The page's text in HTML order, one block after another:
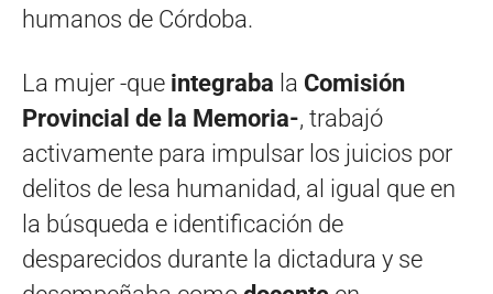
humanos de Córdoba.
La mujer -que integraba la Comisión
Provincial de la Memoria-, trabajó
activamente para impulsar los juicios por
delitos de lesa humanidad, al igual que en
la búsqueda e identificación de
desparecidos durante la dictadura y se